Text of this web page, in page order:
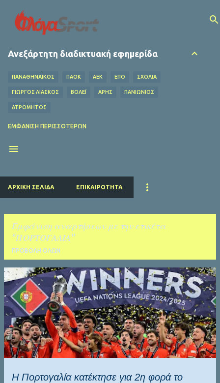
Ανεξάρτητη διαδικτυακή εφημερίδα
ΠΑΝΑΘΗΝΑΪΚΟΣ ΠΑΟΚ ΑΕΚ ΕΠΟ ΣΧΌΛΙΑ
ΓΙΩΡΓΟΣ ΛΙΑΣΚΟΣ ΒΌΛΕΪ ΑΡΗΣ ΠΑΝΙΩΝΙΟΣ
ΑΤΡΟΜΗΤΟΣ
ΟΦΗ
EUROLEAGUE
ΠΑΡΙ ΣΕΝ ΖΕΡΜΕΝ
ΛΙΒΕΡΠΟΥΛ ΜΑΝΤΣΕΣΤΕΡ ΓΙΟΥΝΑΪΤΕΝΤ
ΜΑΝΤΣΕΣΤΕΡ ΣΙΤΙ ΤΣΕΛΣΙ ΑΡΣΕΝΑΛ ΑΤΛΕΤΙΚΟ ΜΑΔΡΙΤΗΣ
ΚΑΛΑΜΑΤΑ ΤΑΛΕΝΤΑ
ΕΜΦΆΝΙΣΗ ΠΕΡΙΣΣΌΤΕΡΩΝ
ΑΡΧΙΚΉ ΣΕΛΊΔΑ ΕΠΙΚΑΙΡΌΤΗΤΑ
Εμφάνιση αναρτήσεων με την ετικέτα
ΠΟΡΤΟΓΑΛΙΑ
ΠΡΟΒΟΛΉ ΌΛΩΝ
Α
ν
α
ρ
τ
ή
Η Πορτογαλία κατέκτησε για 2η φορά το